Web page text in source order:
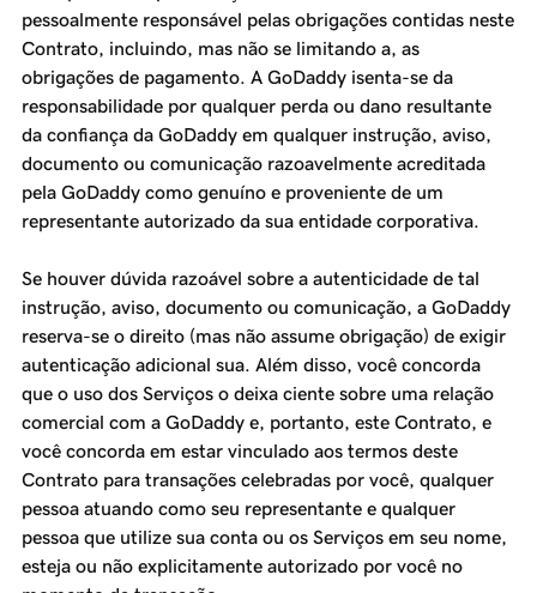
pessoalmente responsável pelas obrigações contidas neste
Contrato, incluindo, mas não se limitando a, as
obrigações de pagamento. A GoDaddy isenta-se da
responsabilidade por qualquer perda ou dano resultante
da confiança da GoDaddy em qualquer instrução, aviso,
documento ou comunicação razoavelmente acreditada
pela GoDaddy como genuíno e proveniente de um
representante autorizado da sua entidade corporativa.
Se houver dúvida razoável sobre a autenticidade de tal
instrução, aviso, documento ou comunicação, a GoDaddy
reserva-se o direito (mas não assume obrigação) de exigir
autenticação adicional sua. Além disso, você concorda
que o uso dos Serviços o deixa ciente sobre uma relação
comercial com a GoDaddy e, portanto, este Contrato, e
você concorda em estar vinculado aos termos deste
Contrato para transações celebradas por você, qualquer
pessoa atuando como seu representante e qualquer
pessoa que utilize sua conta ou os Serviços em seu nome,
esteja ou não explicitamente autorizado por você no